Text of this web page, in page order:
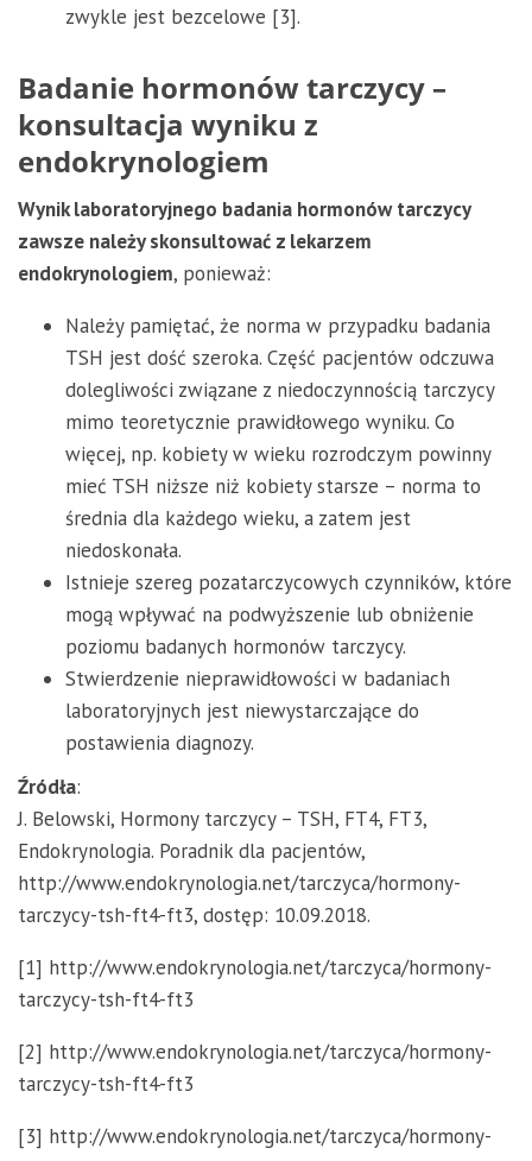
zwykle jest bezcelowe [3].
Badanie hormonów tarczycy –
konsultacja wyniku z
endokrynologiem
Wynik laboratoryjnego badania hormonów tarczycy
zawsze należy skonsultować z lekarzem
endokrynologiem, ponieważ:
Należy pamiętać, że norma w przypadku badania
TSH jest dość szeroka. Część pacjentów odczuwa
dolegliwości związane z niedoczynnością tarczycy
mimo teoretycznie prawidłowego wyniku. Co
więcej, np. kobiety w wieku rozrodczym powinny
mieć TSH niższe niż kobiety starsze – norma to
średnia dla każdego wieku, a zatem jest
niedoskonała.
Istnieje szereg pozatarczycowych czynników, które
mogą wpływać na podwyższenie lub obniżenie
poziomu badanych hormonów tarczycy.
Stwierdzenie nieprawidłowości w badaniach
laboratoryjnych jest niewystarczające do
postawienia diagnozy.
Źródła:
J. Belowski, Hormony tarczycy – TSH, FT4, FT3,
Endokrynologia. Poradnik dla pacjentów,
http://www.endokrynologia.net/tarczyca/hormony-
tarczycy-tsh-ft4-ft3, dostęp: 10.09.2018.
[1] http://www.endokrynologia.net/tarczyca/hormony-
tarczycy-tsh-ft4-ft3
[2] http://www.endokrynologia.net/tarczyca/hormony-
tarczycy-tsh-ft4-ft3
[3] http://www.endokrynologia.net/tarczyca/hormony-